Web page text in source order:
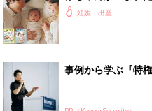
出産予定日計算ツール
り、妊活のタイミングの目安も